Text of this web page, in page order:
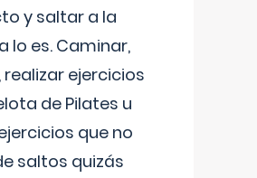
y saltar a la
lo es. Caminar,
realizar ejercicios
de Pilates u
que no
saltos quizás